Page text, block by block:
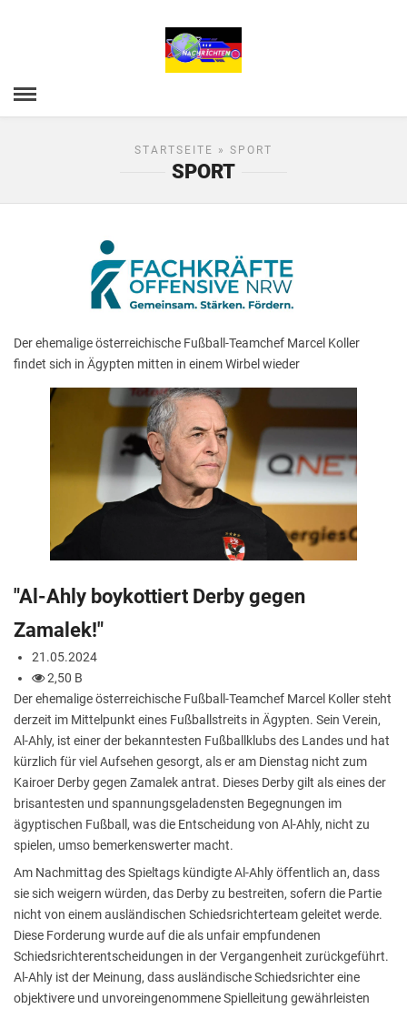
STARTSEITE » SPORT
SPORT
Der ehemalige österreichische Fußball-Teamchef Marcel Koller
findet sich in Ägypten mitten in einem Wirbel wieder
"Al-Ahly boykottiert Derby gegen
Zamalek!"
21.05.2024
2,50 B
Der ehemalige österreichische Fußball-Teamchef Marcel Koller steht
derzeit im Mittelpunkt eines Fußballstreits in Ägypten. Sein Verein,
Al-Ahly, ist einer der bekanntesten Fußballklubs des Landes und hat
kürzlich für viel Aufsehen gesorgt, als er am Dienstag nicht zum
Kairoer Derby gegen Zamalek antrat. Dieses Derby gilt als eines der
brisantesten und spannungsgeladensten Begegnungen im
ägyptischen Fußball, was die Entscheidung von Al-Ahly, nicht zu
spielen, umso bemerkenswerter macht.
Am Nachmittag des Spieltags kündigte Al-Ahly öffentlich an, dass
sie sich weigern würden, das Derby zu bestreiten, sofern die Partie
nicht von einem ausländischen Schiedsrichterteam geleitet werde.
Diese Forderung wurde auf die als unfair empfundenen
Schiedsrichterentscheidungen in der Vergangenheit zurückgeführt.
Al-Ahly ist der Meinung, dass ausländische Schiedsrichter eine
objektivere und unvoreingenommene Spielleitung gewährleisten